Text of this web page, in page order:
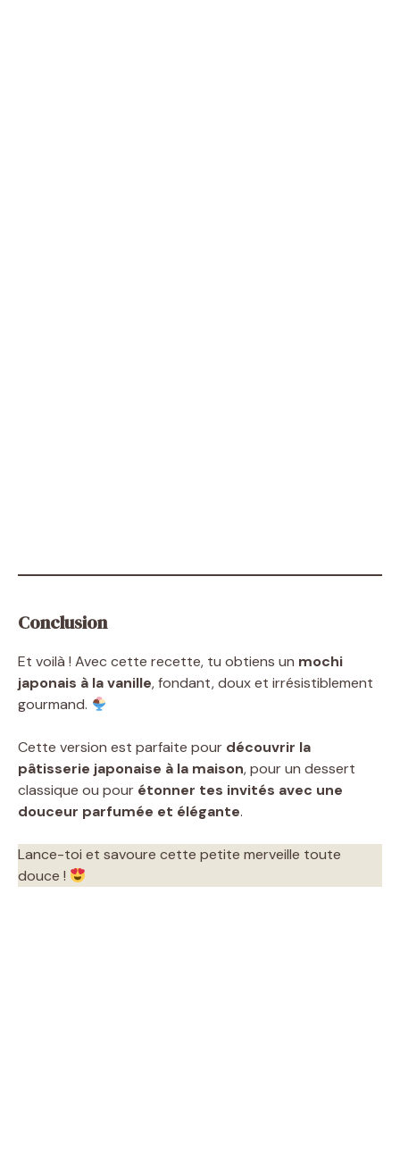
Conclusion
Et voilà ! Avec cette recette, tu obtiens un mochi
japonais à la vanille, fondant, doux et irrésistiblement
gourmand.
Cette version est parfaite pour découvrir la
pâtisserie japonaise à la maison, pour un dessert
classique ou pour étonner tes invités avec une
douceur parfumée et élégante.
Lance-toi et savoure cette petite merveille toute
douce !